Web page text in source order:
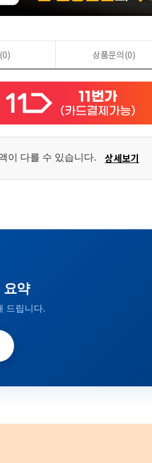
상품문의(0)
이 다를 수 있습니다. 상세보기
요약
드립니다.